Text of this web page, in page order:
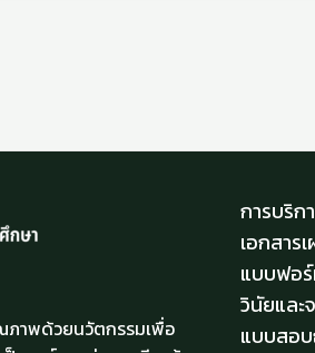
าพด้วยนวัตกรรมเพื่อ
การบริก
เอกสาร
แบบฟอร์
วินัยและ
แบบสอ